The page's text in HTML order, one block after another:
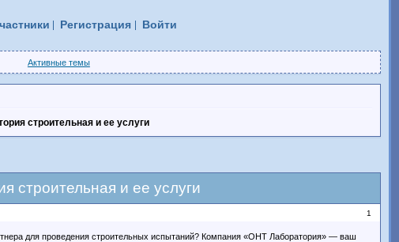
Регистрация Войти
Активные темы
строительная и ее услуги
строительная и ее услуги
1
для проведения строительных испытаний? Компания «ОНТ Лаборатория» — ваш